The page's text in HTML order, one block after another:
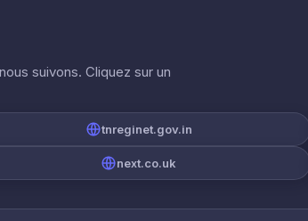
suivons. Cliquez sur un
tnreginet.gov.in
next.co.uk